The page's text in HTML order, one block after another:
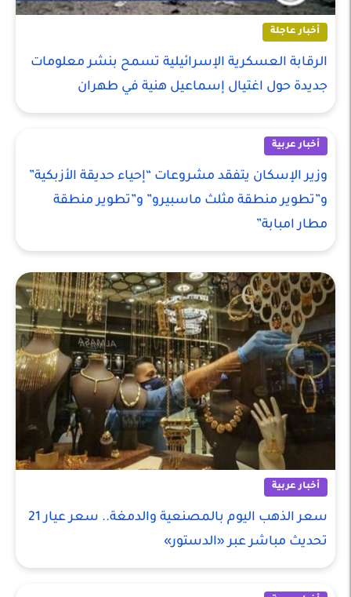
أخبار عاجلة
الرقابة العسكرية الإسرائيلية تسمح بنشر معلومات
جديدة حول اغتيال إسماعيل هنية في طهران
أخبار عربية
وزير الإسكان يتفقد مشروعات “إحياء حديقة الأزبكية”
و”تطوير منطقة مثلث ماسبيرو” و”تطوير منطقة
مطار امبابة”
أخبار عربية
سعر الذهب اليوم بالمصنعية والدمغة.. سعر عيار 21
تحديث مباشر عبر «الدستور»